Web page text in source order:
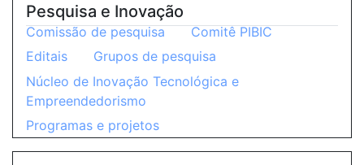
Pesquisa e Inovação
Comissão de pesquisa
Comitê PIBIC
Editais
Grupos de pesquisa
Núcleo de Inovação Tecnológica e
Empreendedorismo
Programas e projetos